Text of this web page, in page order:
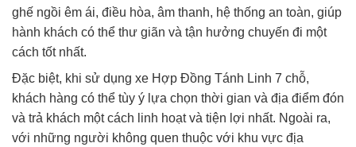
ghế ngồi êm ái, điều hòa, âm thanh, hệ thống an toàn, giúp
hành khách có thể thư giãn và tận hưởng chuyến đi một
cách tốt nhất.
Đặc biệt, khi sử dụng xe Hợp Đồng Tánh Linh 7 chỗ,
khách hàng có thể tùy ý lựa chọn thời gian và địa điểm đón
và trả khách một cách linh hoạt và tiện lợi nhất. Ngoài ra,
với những người không quen thuộc với khu vực địa